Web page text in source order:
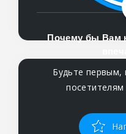
Почему бы Вам
Будьте первым,